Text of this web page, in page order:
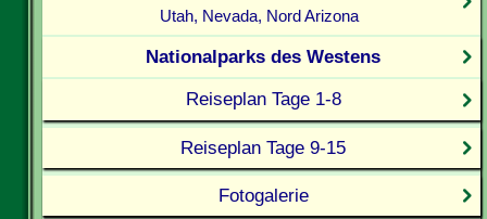
Utah, Nevada, Nord Arizona
Nationalparks des Westens
Reiseplan Tage 1-8
Reiseplan Tage 9-15
Fotogalerie